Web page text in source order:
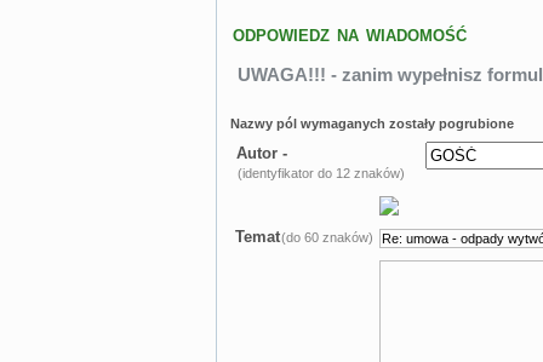
ODPOWIEDZ NA WIADOMOŚĆ
UWAGA!!! - zanim wypełnisz
Nazwy pól wymaganych zostały pogrubione
Autor -
(identyfikator do 12 znaków)
Temat(do 60 znaków)